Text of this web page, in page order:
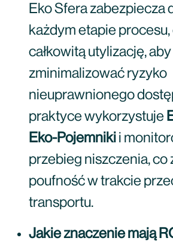
Eko Sfera zabezpiecza
każdym etapie
całkowitą utylizację, aby
zminimalizować ryzyko
nieuprawnionego
praktyce wykorzystuje
Eko-Pojemniki i
przebieg niszczenia, co
poufność w trakcie
transportu.
Jakie znaczenie mają